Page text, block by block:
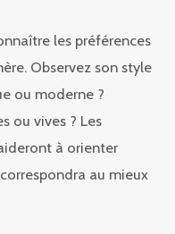
les préférences
Observez son style
ou moderne ?
ou vives ? Les
à orienter
au mieux